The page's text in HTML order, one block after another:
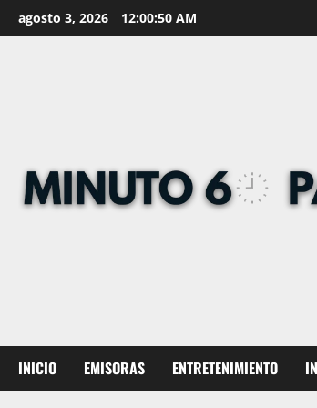
to
agosto 3, 2026 12:00:51 AM
INICIO EMISORAS ENTRETENIMIENTO